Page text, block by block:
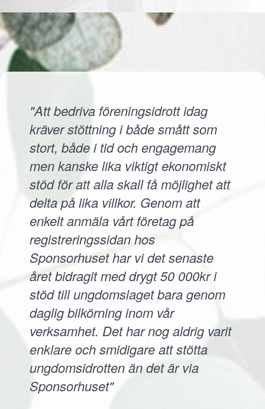
"Att bedriva föreningsidrott idag
kräver stöttning i både smått som
stort, både i tid och engagemang
men kanske lika viktigt ekonomiskt
stöd för att alla skall få möjlighet att
delta på lika villkor. Genom att
enkelt anmäla vårt företag på
registreringssidan hos
Sponsorhuset har vi det senaste
året bidragit med drygt 50 000kr i
stöd till ungdomslaget bara genom
daglig bilkörning inom vår
verksamhet. Det har nog aldrig varit
enklare och smidigare att stötta
ungdomsidrotten än det är via
Sponsorhuset"